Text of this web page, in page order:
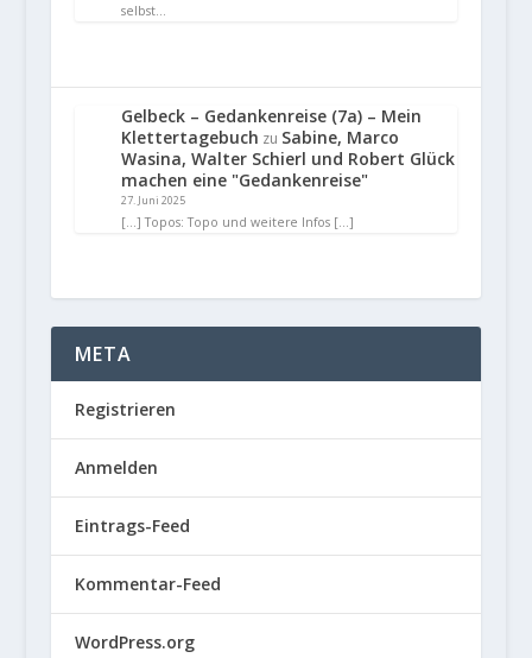
selbst…
Gelbeck – Gedankenreise (7a) – Mein
Klettertagebuch zu Sabine, Marco
Wasina, Walter Schierl und Robert Glück
machen eine "Gedankenreise"
27. Juni 2025
[…] Topos: Topo und weitere Infos […]
META
Registrieren
Anmelden
Eintrags-Feed
Kommentar-Feed
WordPress.org